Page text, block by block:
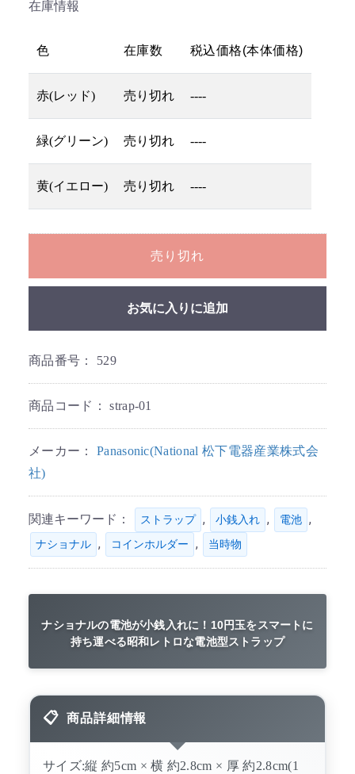
在庫情報
色 在庫数 税込価格(本体価格)
赤(レッド) 売り切れ ----
緑(グリーン) 売り切れ ----
黄(イエロー) 売り切れ ----
売り切れ
お気に入りに追加
商品番号： 529
商品コード：strap-01
メーカー： Panasonic(National 松下電器産業株式会
社)
関連キーワード： ストラップ , 小銭入れ , 電池 ,
ナショナル , コインホルダー , 当時物
ナショナルの電池が小銭入れに！10円玉をスマートに
持ち運べる昭和レトロな電池型ストラップ
商品詳細情報
サイズ:縦 約5cm × 横 約2.8cm × 厚 約2.8cm(1